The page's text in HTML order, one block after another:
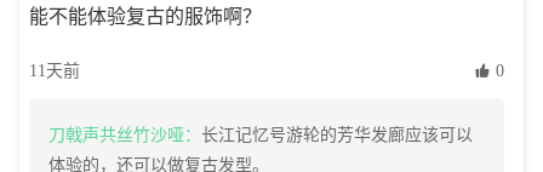
能不能体验复古的服饰啊？
11天前  0
刀戟声共丝竹沙哑： 长江记忆号游轮的芳华发廊应该可以
体验的，还可以做复古发型。